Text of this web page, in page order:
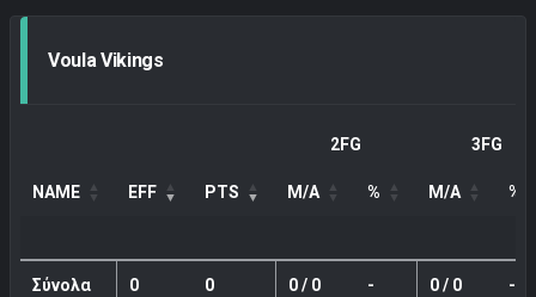
Voula Vikings
2FG 3FG
NAME EFF PTS M/A % M/A %
Σύνολα
0 0 0 / 0 - 0 / 0 -